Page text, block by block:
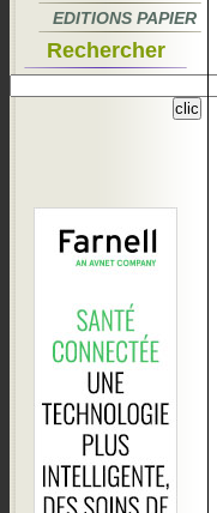
EDITIONS PAPIER
Rechercher